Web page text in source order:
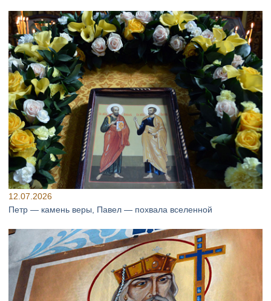
12.07.2026
Петр — камень веры, Павел — похвала вселенной